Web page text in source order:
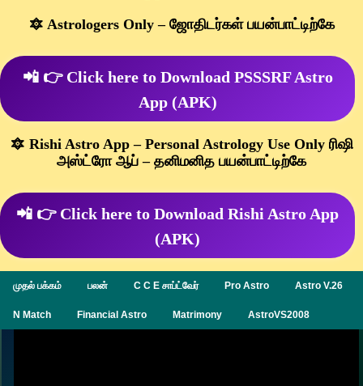
🔯 Astrologers Only – ஜோதிடர்கள் பயன்பாட்டிற்கே
📲 👉 Click here to Download PSSSRF Astro
App (APK)
🔯 Rishi Astro App – Personal Astrology Use Only ரிஷி
அஸ்ட்ரோ ஆப் – தனிமனித பயன்பாட்டிற்கே
📲 👉 Click here to Download Rishi Astro App
(APK)
முதல் பக்கம் பலன் C C E சாப்ட்வேர் Pro Astro Astro V.26
N Match Financial Astro Matrimony AstroVS2008